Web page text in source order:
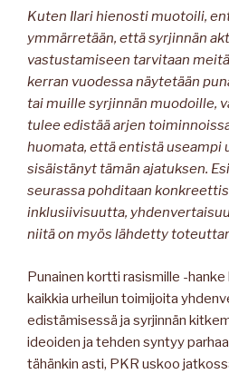
Kuten Ilari hienosti muotoili,
ymmärretään, että syrjinnän
vastustamiseen tarvitaan
kerran vuodessa näytetään
tai muille syrjinnän muodoille,
tulee edistää arjen
huomata, että entistä useampi
sisäistänyt tämän ajatuksen.
seurassa pohditaan
inklusiivisuutta,
niitä on myös lähdetty
Punainen kortti rasismille -hanke
kaikkia urheilun toimijoita
edistämisessä ja syrjinnän
ideoiden ja tehden syntyy
tähänkin asti, PKR uskoo